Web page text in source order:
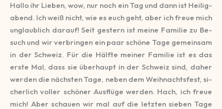
Hallo ihr Lieben, wow, nur noch ein Tag und dann ist Hei­lig­
abend. Ich weiß nicht, wie es euch geht, aber ich freue mich
un­glaub­lich da­rauf! Seit ges­tern ist meine Fa­milie zu Be­
such und wir ver­brin­gen ein paar schöne Tage ge­mein­sam
in der Schweiz. Für die Hälfte meiner Fa­mi­lie ist es das
erste Mal, dass sie über­haupt in der Schweiz sind, daher
wer­den die nächsten Tage, neben dem Weih­nachts­fest, si­
cher­lich voller schö­ner Aus­flü­ge werden. Hach, ich freue
mich! Aber schauen wir mal auf die letz­ten sie­ben Tage